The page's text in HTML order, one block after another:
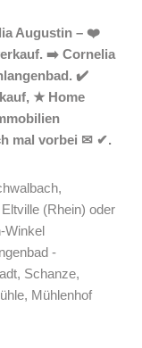
Augustin – ❤️
➡️ Cornelia
✔️
★ Home
mal vorbei ✉ ✔.